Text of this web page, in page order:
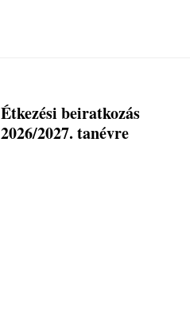
Étkezési beiratkozás
2026/2027. tanévre